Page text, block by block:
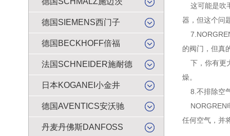
德国SIEMENS西门子
德国BECKHOFF倍福
法国SCHNEIDER施耐德
日本KOGANEI小金井
德国AVENTICS安沃驰
丹麦丹佛斯DANFOSS
这可能是吹
器，但这个问
的阀门，但真
下，你有更
燥。
8.不排除空
NORGREN
任何空气，并